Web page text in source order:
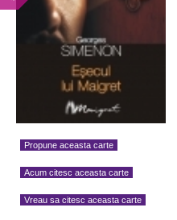
Propune aceasta carte
Acum citesc aceasta carte
Vreau sa citesc aceasta carte